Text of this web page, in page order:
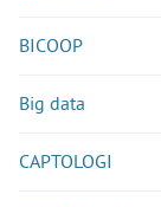
BICOOP
Big data
CAPTOLOGI